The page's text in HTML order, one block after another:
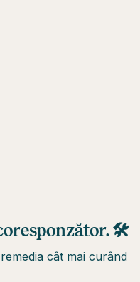
🛠
cât mai curând